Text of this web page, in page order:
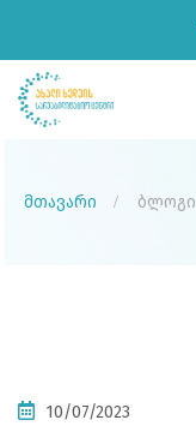
მთავარი ბლოგი
10/07/2023